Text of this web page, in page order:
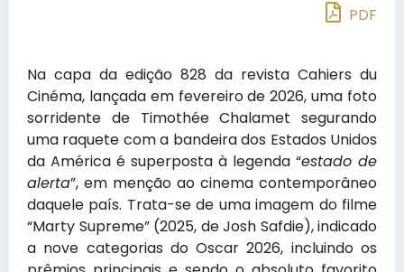
PDF
Na capa da edição 828 da revista Cahiers du
Cinéma, lançada em fevereiro de 2026, uma foto
sorridente de Timothée Chalamet segurando
uma raquete com a bandeira dos Estados Unidos
da América é superposta à legenda “estado de
alerta”, em menção ao cinema contemporâneo
daquele país. Trata-se de uma imagem do filme
“Marty Supreme” (2025, de Josh Safdie), indicado
a nove categorias do Oscar 2026, incluindo os